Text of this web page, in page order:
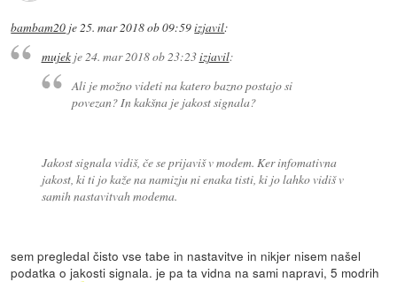
bambam20 je 25. mar 2018 ob 09:59izjavil:
mujekje24. mar 2018 ob 23:23izjavil:
Ali je možno videti na katero bazno postajo si
povezan? In kakšna je jakost signala?
Jakost signala vidiš, če se prijaviš v modem. Ker infomativna
jakost, ki ti jo kaže na namizju ni enaka tisti, ki jo lahko vidiš v
samih nastavitvah modema.
sem pregledal čisto vse tabe in nastavitve in nikjer nisem našel
podatka o jakosti signala. je pa ta vidna na sami napravi, 5 modrih